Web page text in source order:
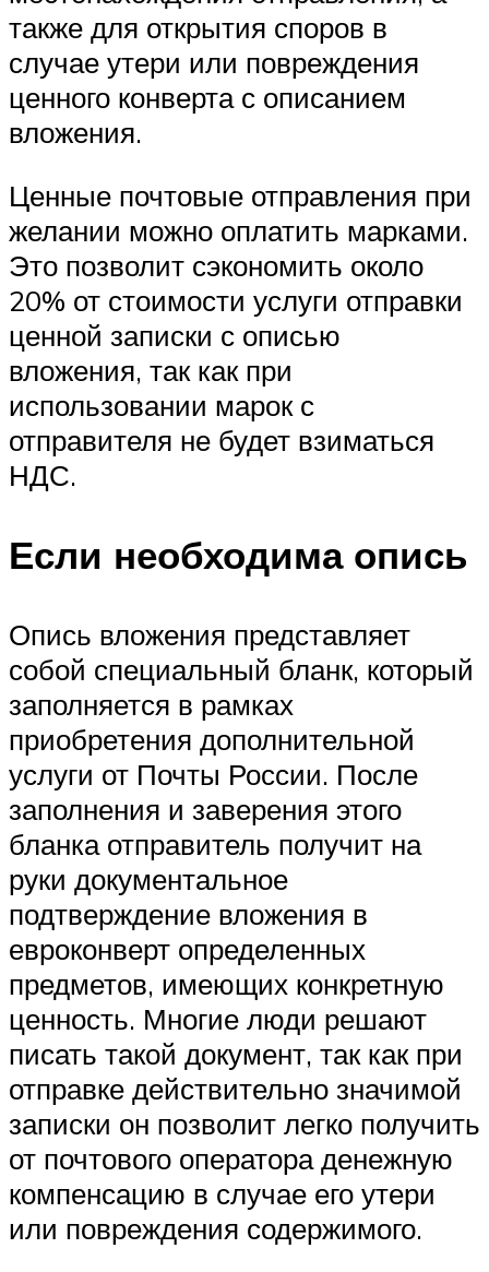
также для открытия споров в
случае утери или повреждения
ценного конверта с описанием
вложения.
Ценные почтовые отправления при
желании можно оплатить марками.
Это позволит сэкономить около
20% от стоимости услуги отправки
ценной записки с описью
вложения, так как при
использовании марок с
отправителя не будет взиматься
НДС.
Если необходима опись
Опись вложения представляет
собой специальный бланк, который
заполняется в рамках
приобретения дополнительной
услуги от Почты России. После
заполнения и заверения этого
бланка отправитель получит на
руки документальное
подтверждение вложения в
евроконверт определенных
предметов, имеющих конкретную
ценность. Многие люди решают
писать такой документ, так как при
отправке действительно значимой
записки он позволит легко получить
от почтового оператора денежную
компенсацию в случае его утери
или повреждения содержимого.